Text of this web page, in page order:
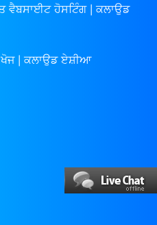
ਵੈਬਸਾਈਟ ਹੋਸਟਿੰਗ | ਕਲਾਉਡ
| ਕਲਾਉਡ ਏਸ਼ੀਆ